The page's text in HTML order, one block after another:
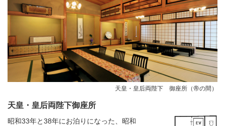
天皇・皇后両陛下 御座所（帝の間）
天皇・皇后両陛下御座所
昭和33年と38年にお泊りになった、昭和